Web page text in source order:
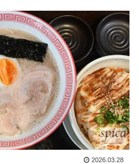
2026.03.28